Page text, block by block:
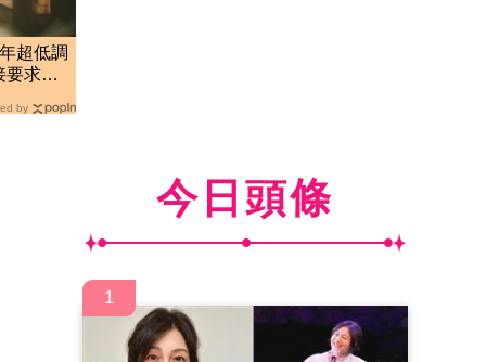
超低調
要求：
by
今日頭條
1